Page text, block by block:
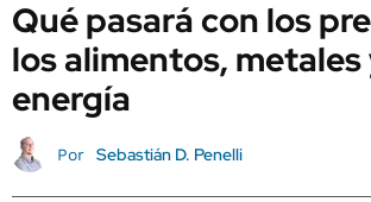
Qué pasará con los
los alimentos, metales
energía
Por Sebastián D. Penelli